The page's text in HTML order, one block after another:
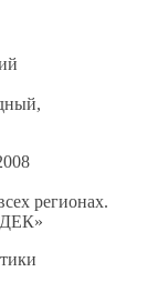
регионах.